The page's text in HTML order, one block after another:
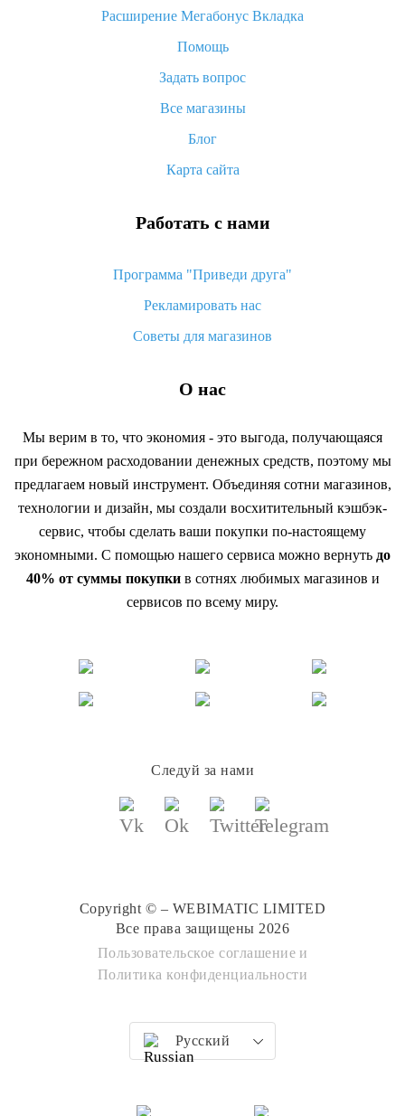
«AliExpress Standard Shipping»: что это за метод доставки и
как его отслеживать
Как покупать оптом на Алиэкспресс
Что делать, если не пришел товар с Алиэкспресс
возврата денег
Расширение Мегабонус Вкладка
Помощь
Задать вопрос
Все магазины
Блог
Карта сайта
Работать с нами
Программа "Приведи друга"
Рекламировать нас
Советы для магазинов
О нас
Мы верим в то, что экономия - это выгода, получающаяся
при бережном расходовании денежных средств, поэтому мы
предлагаем новый инструмент. Объединяя сотни магазинов,
технологии и дизайн, мы создали восхитительный кэшбэк-
сервис, чтобы сделать ваши покупки по-настоящему
экономными. С помощью нашего сервиса можно вернуть до
40% от суммы покупкив сотнях любимых магазинов и
сервисов по всему миру.
Следуй за нами
Copyright © – WEBIMATIC LIMITED
Все права защищены 2026
Пользовательское соглашение и
Политика конфиденциальности
Русский